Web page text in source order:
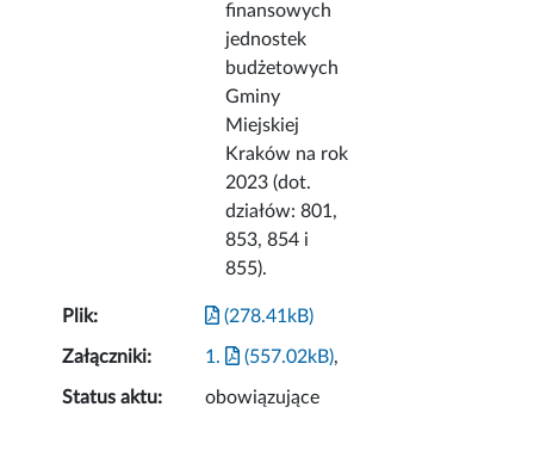
finansowych
jednostek
budżetowych
Gminy
Miejskiej
Kraków na rok
2023 (dot.
działów: 801,
853, 854 i
855).
Plik: (278.41kB)
Załączniki: 1. (557.02kB),
Status aktu: obowiązujące